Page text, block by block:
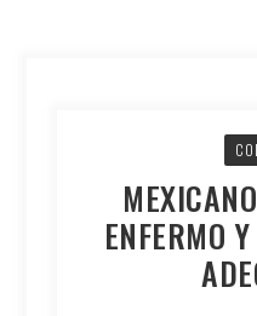
ENFERMO